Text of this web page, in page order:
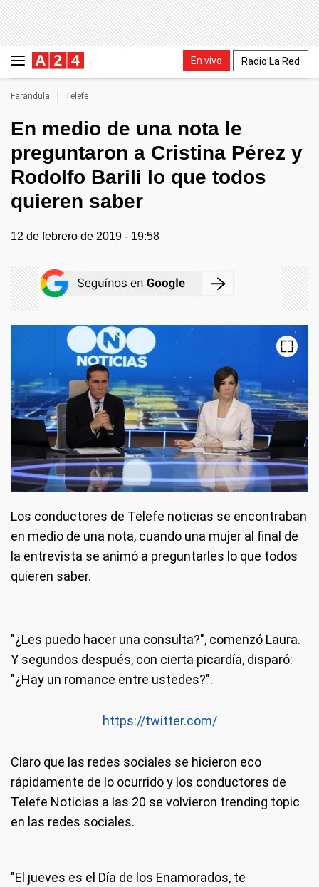
En vivo Radio La Red
Farándula Telefe
En medio de una nota le
preguntaron a Cristina Pérez y
Rodolfo Barili lo que todos
quieren saber
12 de febrero de 2019 - 19:58
Los conductores de Telefe noticias se encontraban
en medio de una nota, cuando una mujer al final de
la entrevista se animó a preguntarles lo que todos
quieren saber.
"¿Les puedo hacer una consulta?", comenzó Laura.
Y segundos después, con cierta picardía, disparó:
"¿Hay un romance entre ustedes?".
https://twitter.com/
Claro que las redes sociales se hicieron eco
rápidamente de lo ocurrido y los conductores de
Telefe Noticias a las 20 se volvieron trending topic
en las redes sociales.
"El jueves es el Día de los Enamorados, te